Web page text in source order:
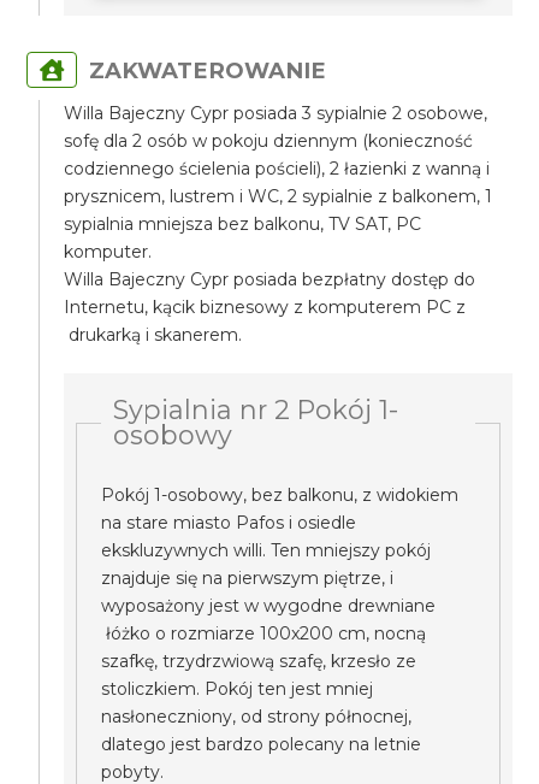
ZAKWATEROWANIE
Willa Bajeczny Cypr posiada 3 sypialnie 2 osobowe,
sofę dla 2 osób w pokoju dziennym (konieczność
codziennego ścielenia pościeli), 2 łazienki z wanną i
prysznicem, lustrem i WC, 2 sypialnie z balkonem, 1
sypialnia mniejsza bez balkonu, TV SAT, PC
komputer.
Willa Bajeczny Cypr posiada bezpłatny dostęp do
Internetu, kącik biznesowy z komputerem PC z
drukarką i skanerem.
Sypialnia nr 2 Pokój 1-
osobowy
Pokój 1-osobowy, bez balkonu, z widokiem
na stare miasto Pafos i osiedle
ekskluzywnych willi. Ten mniejszy pokój
znajduje się na pierwszym piętrze, i
wyposażony jest w wygodne drewniane
łóżko o rozmiarze 100x200 cm, nocną
szafkę, trzydrzwiową szafę, krzesło ze
stoliczkiem. Pokój ten jest mniej
nasłoneczniony, od strony północnej,
dlatego jest bardzo polecany na letnie
pobyty.